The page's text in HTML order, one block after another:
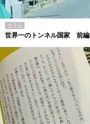
コラム
世界一のトンネル国家 前編